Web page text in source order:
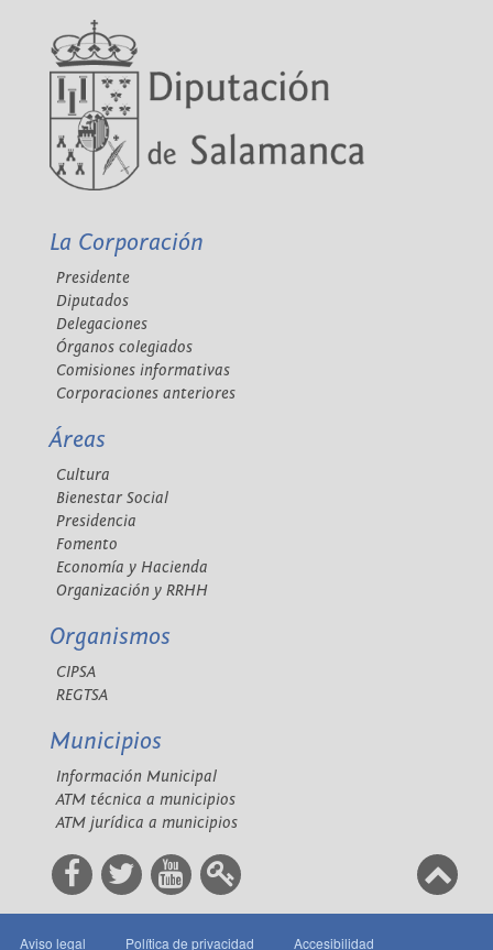
La Corporación
Presidente
Diputados
Delegaciones
Órganos colegiados
Comisiones informativas
Corporaciones anteriores
Áreas
Cultura
Bienestar Social
Presidencia
Fomento
Economía y Hacienda
Organización y RRHH
Organismos
CIPSA
REGTSA
Municipios
Información Municipal
ATM técnica a municipios
ATM jurídica a municipios
Aviso legal Política de privacidad Accesibilidad